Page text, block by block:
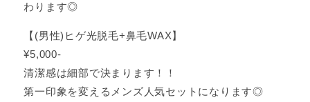
わります◎
【(男性)ヒゲ光脱毛+鼻毛WAX】
¥5,000‐
清潔感は細部で決まります！！
第一印象を変えるメンズ人気セットになります◎